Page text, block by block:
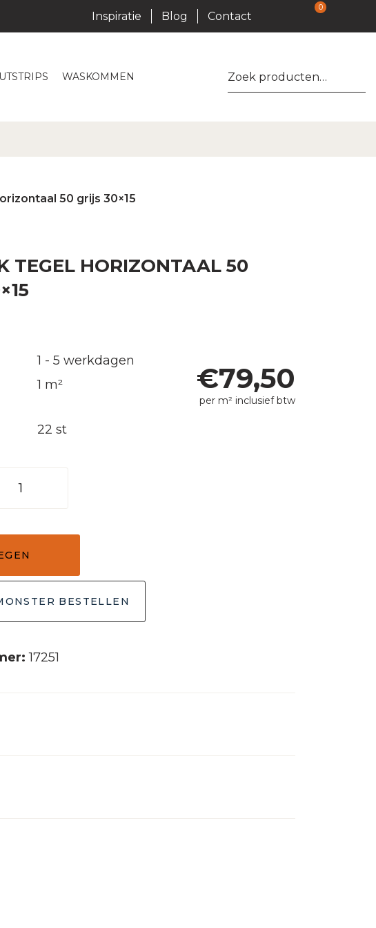
Inspiratie Blog Contact
0
WASKOMMEN
Zoeken
naar:
50 grijs 30×15
TEGEL HORIZONTAAL 50
€79,50
per m² inclusief btw
1 - 5 werkdagen
1 m²
22 st
BESTELLEN
17251